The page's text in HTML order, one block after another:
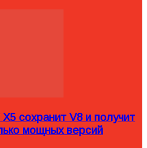
сохранит V8 и получит
мощных версий